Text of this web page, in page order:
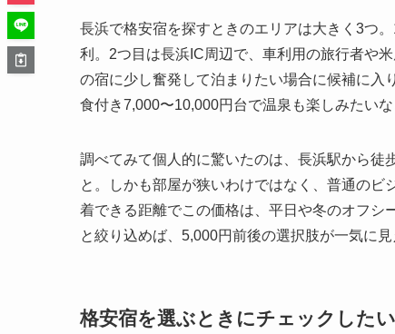
長浜で格安宿を探すときのエリアは大きく3つ
利。2つ目は長浜IC周辺で、車利用の旅行者や
の宿に少し奮発して泊まりたい場合に候補に入
食付き7,000〜10,000円台で温泉も楽しみたい
調べてみて個人的に驚いたのは、長浜駅から徒
と。しかも部屋が狭いわけではなく、普通のビ
着できる距離でこの価格は、平日や冬のオフシ
と絞り込めば、5,000円前後の選択肢が一気に見
格安宿を選ぶときにチェックした